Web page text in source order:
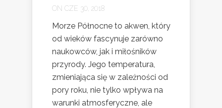
ON CZE 30, 2018
Morze Północne to akwen, który
od wieków fascynuje zarówno
naukowców, jak i miłośników
przyrody. Jego temperatura,
zmieniająca się w zależności od
pory roku, nie tylko wpływa na
warunki atmosferyczne, ale